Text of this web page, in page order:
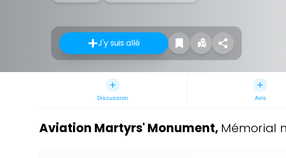
J'y suis allé
Discussion Avis
Aviation Martyrs' Monument, Mémorial